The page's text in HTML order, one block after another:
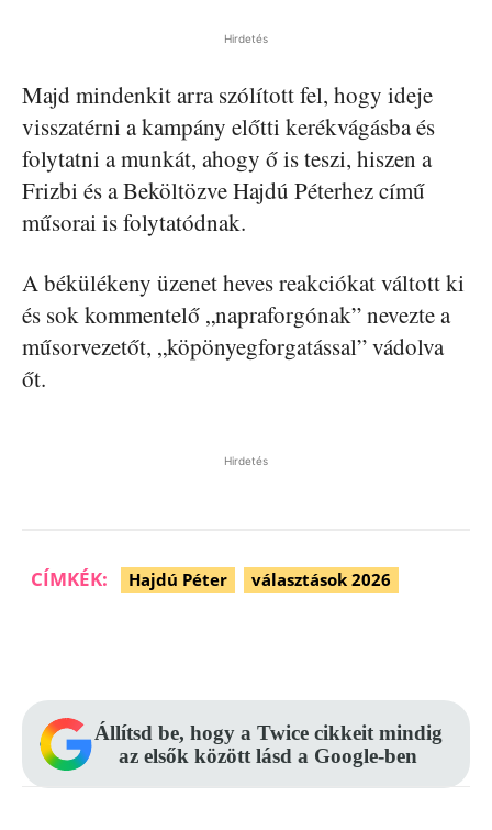
Hirdetés
Majd mindenkit arra szólított fel, hogy ideje
visszatérni a kampány előtti kerékvágásba és
folytatni a munkát, ahogy ő is teszi, hiszen a
Frizbi és a Beköltözve Hajdú Péterhez című
műsorai is folytatódnak.
A békülékeny üzenet heves reakciókat váltott ki
és sok kommentelő „napraforgónak” nevezte a
műsorvezetőt, „köpönyegforgatással” vádolva
őt.
Hirdetés
CÍMKÉK: Hajdú Péter választások 2026
Állítsd be, hogy a Twice cikkeit mindig
az elsők között lásd a Google-ben